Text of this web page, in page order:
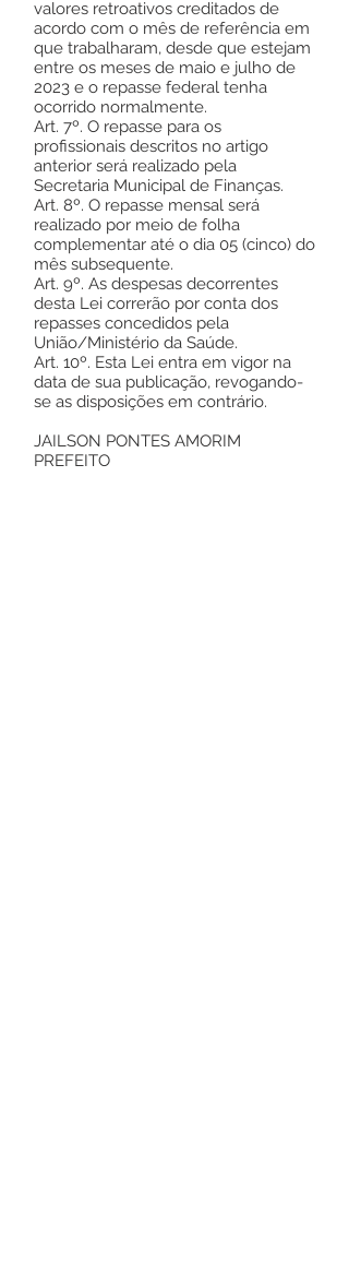
valores retroativos creditados de
acordo com o mês de referência em
que trabalharam, desde que estejam
entre os meses de maio e julho de
2023 e o repasse federal tenha
ocorrido normalmente.
Art. 7º. O repasse para os
profissionais descritos no artigo
anterior será realizado pela
Secretaria Municipal de Finanças.
Art. 8º. O repasse mensal será
realizado por meio de folha
complementar até o dia 05 (cinco) do
mês subsequente.
Art. 9º. As despesas decorrentes
desta Lei correrão por conta dos
repasses concedidos pela
União/Ministério da Saúde.
Art. 10º. Esta Lei entra em vigor na
data de sua publicação, revogando-
se as disposições em contrário.
JAILSON PONTES AMORIM
PREFEITO